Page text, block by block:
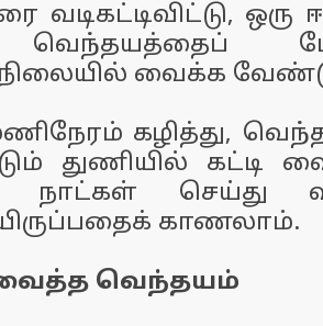
வடிகட்டிவிட்டு,
வெந்தயத்தைப்
வைக்க
கழித்து,
துணியில் கட்டி
நாட்கள் செய்து
காணலாம்.
வெந்தயம்